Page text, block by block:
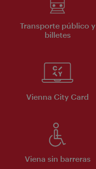
Transporte público y
billetes
Vienna City Card
Viena sin barreras